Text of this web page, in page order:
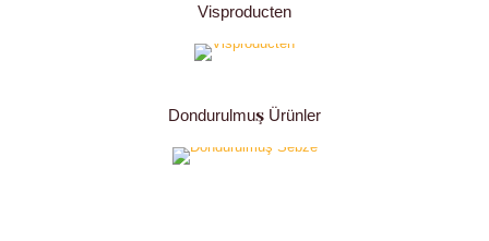
Visproducten
Dondurulmuş Ürünler